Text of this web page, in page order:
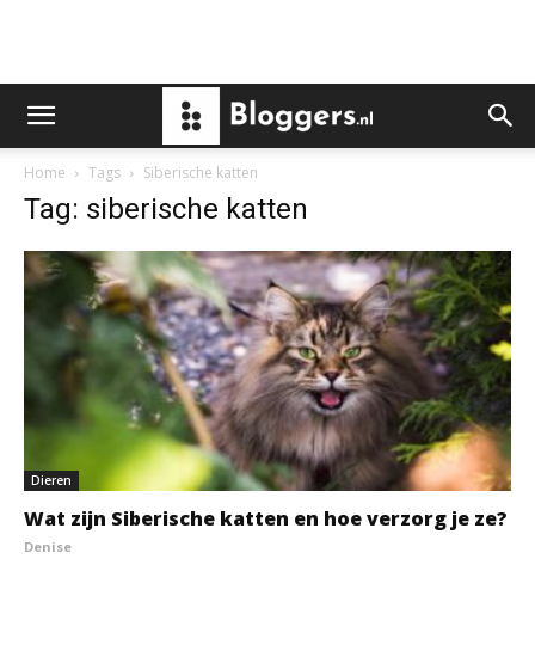
Home Tags Siberische katten
Tag: siberische katten
Dieren
Wat zijn Siberische katten en hoe verzorg je ze?
Denise